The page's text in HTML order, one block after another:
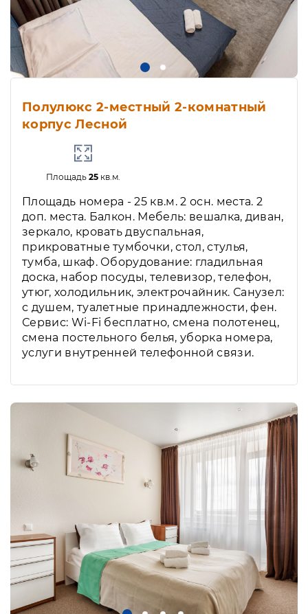
Полулюкс 2-местный 2-комнатный
корпус Лесной
Площадь 25кв.м.
Площадь номера - 25 кв.м. 2 осн. места. 2
доп. места. Балкон. Мебель: вешалка, диван,
зеркало, кровать двуспальная,
прикроватные тумбочки, стол, стулья,
тумба, шкаф. Оборудование: гладильная
доска, набор посуды, телевизор, телефон,
утюг, холодильник, электрочайник. Санузел:
с душем, туалетные принадлежности, фен.
Сервис: Wi-Fi бесплатно, смена полотенец,
смена постельного белья, уборка номера,
услуги внутренней телефонной связи.